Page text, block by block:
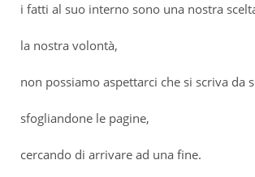
i fatti al suo interno sono una nostra
la nostra volontà,
non possiamo aspettarci che si scriva da
sfogliandone le pagine,
cercando di arrivare ad una fine.